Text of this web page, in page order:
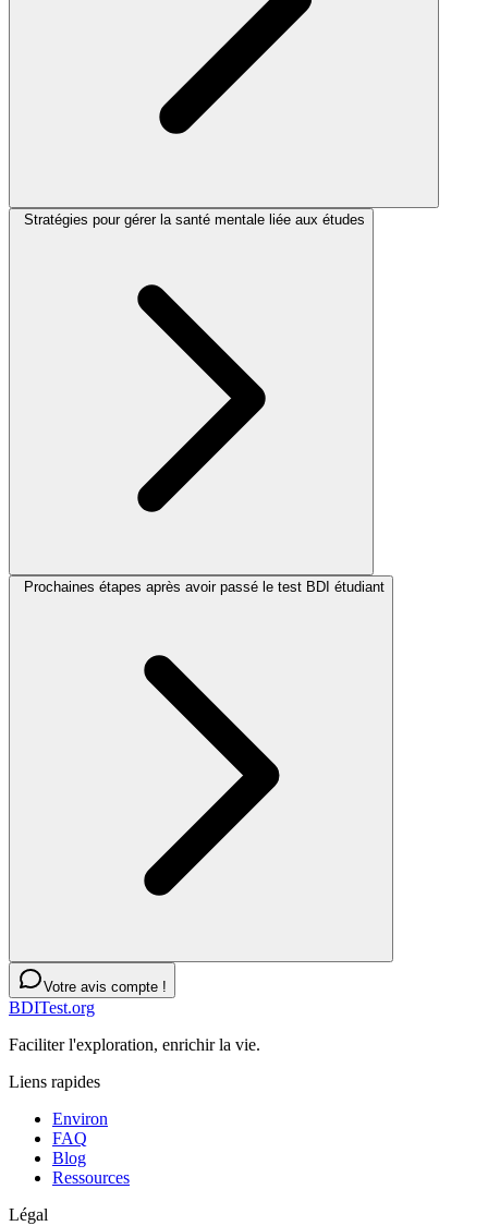
Stratégies pour gérer la santé mentale liée aux études
Prochaines étapes après avoir passé le test BDI étudiant
Votre avis compte !
BDITest.org
Faciliter l'exploration, enrichir la vie.
Liens rapides
Environ
FAQ
Blog
Ressources
Légal